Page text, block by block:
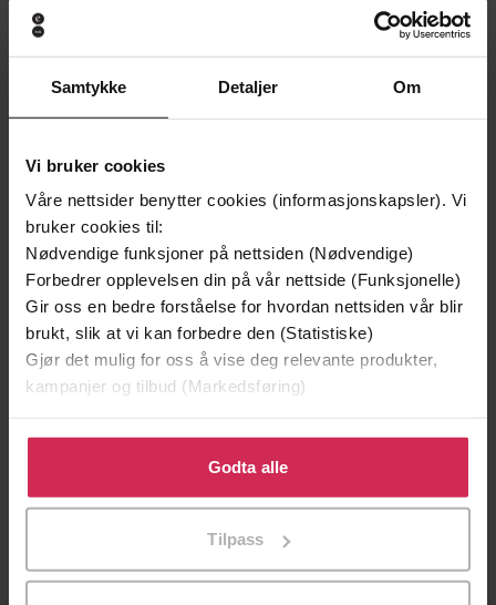
Samtykke Detaljer Om
Vi bruker cookies
Våre nettsider benytter cookies (informasjonskapsler). Vi
bruker cookies til:
Nødvendige funksjoner på nettsiden (Nødvendige)
Forbedrer opplevelsen din på vår nettside (Funksjonelle)
Gir oss en bedre forståelse for hvordan nettsiden vår blir
brukt, slik at vi kan forbedre den (Statistiske)
Gjør det mulig for oss å vise deg relevante produkter,
kampanjer og tilbud (Markedsføring)
Klikk på «Godta alle» for å gi oss ditt samtykke til å
bruke cookies for alle disse formålene. Du kan også
tilpasse ditt samtykke til spesifikke formål ved å klikke
Godta alle
Tilpass
149,-
Jojo Moyes
Zeshan Shakar
Forfattere José Saramago(forfatter),Christian